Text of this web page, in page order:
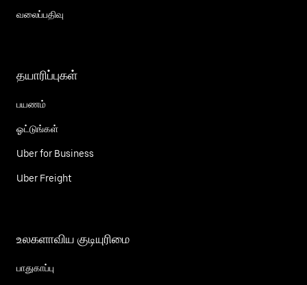
வலைப்பதிவு
தயாரிப்புகள்
பயணம்
ஓட்டுங்கள்
Uber for Business
Uber Freight
உலகளாவிய குடியுரிமை
பாதுகாப்பு